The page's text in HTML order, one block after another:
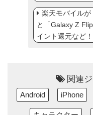
楽天モバイル
と「Galaxy Z
イント還元など！
関連
Android iPhone